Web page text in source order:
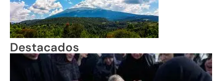
Destacados